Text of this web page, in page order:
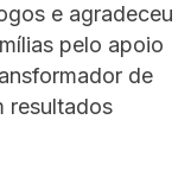
e agradeceu
pelo apoio
de
resultados